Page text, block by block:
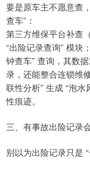
要是原车主不愿意查
查车”：
第三方维保平台补查
“出险记录查询” 模块
钟查车” 查询，其数
录，还能整合连锁维
联性分析” 生成 “泡
性痕迹。
三、有事故出险记录
别以为出险记录只是